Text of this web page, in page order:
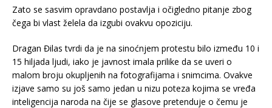
Zato se sasvim opravdano postavlja i očigledno pitanje zbog
čega bi vlast želela da izgubi ovakvu opoziciju.
Dragan Đilas tvrdi da je na sinoćnjem protestu bilo između 10 i
15 hiljada ljudi, iako je javnost imala prilike da se uveri o
malom broju okupljenih na fotografijama i snimcima. Ovakve
izjave samo su još samo jedan u nizu poteza kojima se vređa
inteligencija naroda na čije se glasove pretenduje o čemu je